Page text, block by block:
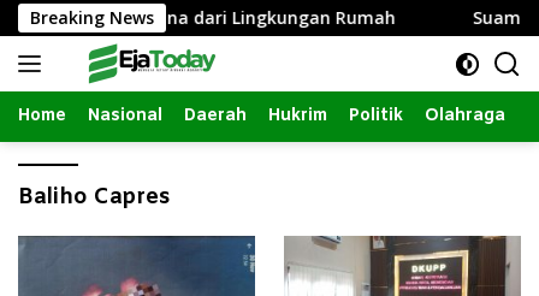
Langsung
ke
konten
Breaking News
Mitigasi Bencana dari Lingkungan Rumah Suami
Home Nasional Daerah Hukrim Politik Olahraga
Baliho Capres